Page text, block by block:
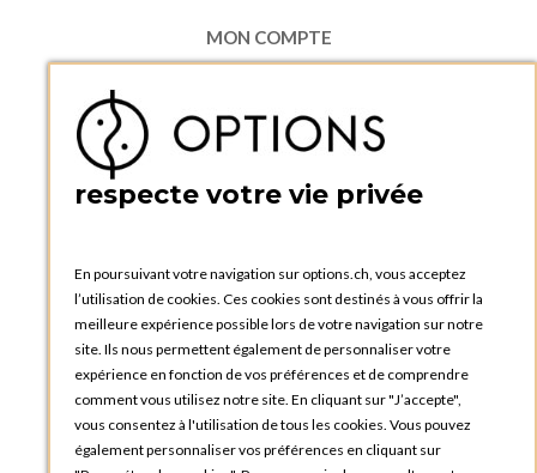
MON COMPTE
Accéder à mon compte
Créer un compte
PRATIQUE
Catalogues et bons de commande
Tutoriels
OPTIONS GENÈVE
81, Route du Bois-des-Frères
respecte votre vie privée
En poursuivant votre navigation sur options.ch, vous acceptez
l’utilisation de cookies. Ces cookies sont destinés à vous offrir la
meilleure expérience possible lors de votre navigation sur notre
site. Ils nous permettent également de personnaliser votre
expérience en fonction de vos préférences et de comprendre
comment vous utilisez notre site. En cliquant sur "J’accepte",
vous consentez à l'utilisation de tous les cookies. Vous pouvez
également personnaliser vos préférences en cliquant sur